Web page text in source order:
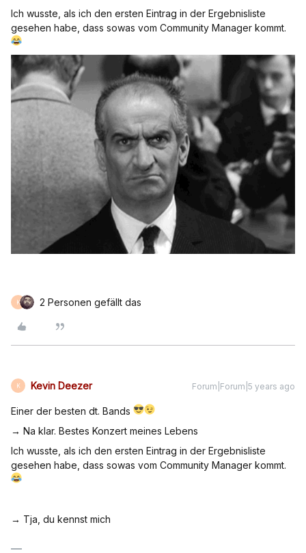
Ich wusste, als ich den ersten Eintrag in der Ergebnisliste
gesehen habe, dass sowas vom Community Manager kommt.
K 2 Personen gefällt das
K Kevin Deezer Forum|Forum|5 years ago
Einer der besten dt. Bands
→ Na klar. Bestes Konzert meines Lebens
Ich wusste, als ich den ersten Eintrag in der Ergebnisliste
gesehen habe, dass sowas vom Community Manager kommt.
→ Tja, du kennst mich